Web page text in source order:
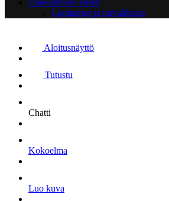
Oikeudelliset ehdot
Luottamus ja turvallisuus
Aloitusnäyttö
Tutustu
Chatti
Kokoelma
Luo kuva